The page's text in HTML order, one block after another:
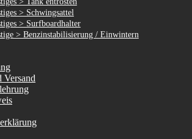
> Schwingsattel
> Surfboardhalter
> Benzinstabilisierung / Einwintern
Versand